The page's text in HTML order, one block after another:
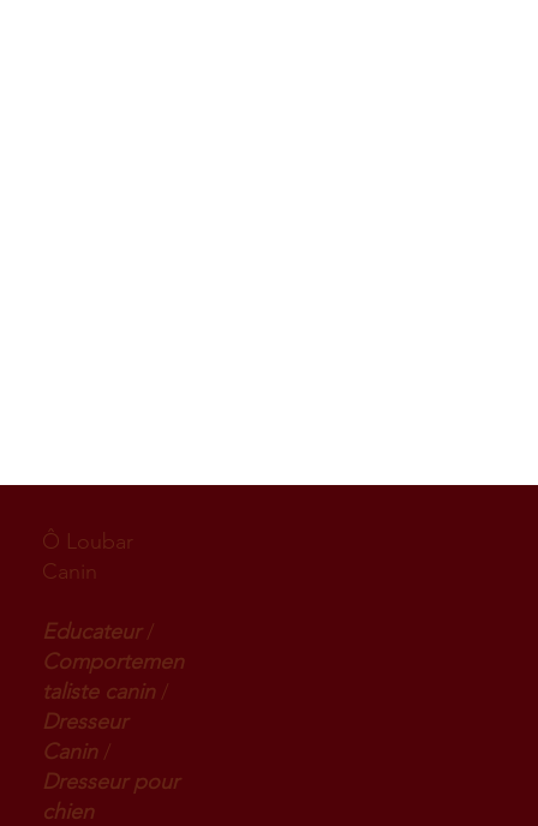
Ô Loubar
Canin
Educateur/
Comportemen
taliste canin/
Dresseur
Canin/
Dresseur pour
chien